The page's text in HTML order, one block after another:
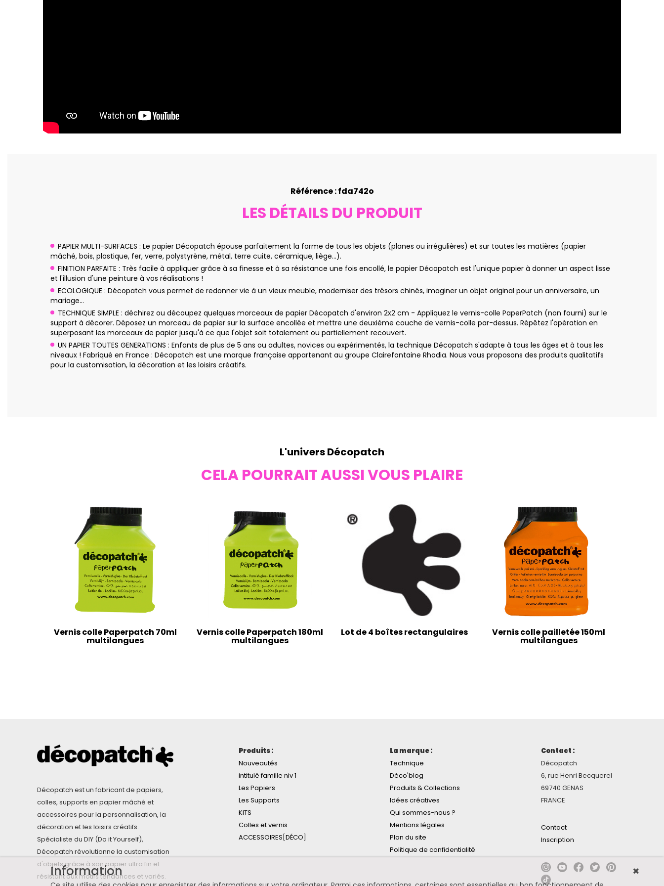
Référence : fda742o
LES DÉTAILS DU PRODUIT
PAPIER MULTI-SURFACES : Le papier Décopatch épouse parfaitement la forme de tous les objets (planes ou irrégulières) et sur toutes les matières (papier
mâché, bois, plastique, fer, verre, polystyrène, métal, terre cuite, céramique, liège…).
FINITION PARFAITE : Très facile à appliquer grâce à sa finesse et à sa résistance une fois encollé, le papier Décopatch est l'unique papier à donner un aspect lisse
et l'illusion d'une peinture à vos réalisations !
ECOLOGIQUE : Décopatch vous permet de redonner vie à un vieux meuble, moderniser des trésors chinés, imaginer un objet original pour un anniversaire, un
mariage…
TECHNIQUE SIMPLE : déchirez ou découpez quelques morceaux de papier Décopatch d'environ 2x2 cm - Appliquez le vernis-colle PaperPatch (non fourni) sur le
support à décorer. Déposez un morceau de papier sur la surface encollée et mettre une deuxième couche de vernis-colle par-dessus. Répêtez l'opération en
superposant les morceaux de papier jusqu'à ce que l'objet soit totalement ou partiellement recouvert.
UN PAPIER TOUTES GENERATIONS : Enfants de plus de 5 ans ou adultes, novices ou expérimentés, la technique Décopatch s'adapte à tous les âges et à tous les
niveaux ! Fabriqué en France : Décopatch est une marque française appartenant au groupe Clairefontaine Rhodia. Nous vous proposons des produits qualitatifs
pour la customisation, la décoration et les loisirs créatifs.
L'univers Décopatch
CELA POURRAIT AUSSI VOUS PLAIRE
Vernis colle Paperpatch 70ml
multilangues
Vernis colle Paperpatch 180ml
multilangues
Lot de 4 boîtes rectangulaires Vernis colle pailletée 150ml
multilangues
Décopatch est un fabricant de papiers,
colles, supports en papier mâché et
accessoires pour la personnalisation, la
décoration et les loisirs créatifs.
Spécialiste du DIY (Do it Yourself),
Décopatch révolutionne la customisation
d'objets grâce à son papier ultra fin et
résistant aux motifs tendances et variés.
Produits :
Nouveautés
intitulé famille niv 1
Les Papiers
Les Supports
KITS
Colles et vernis
ACCESSOIRES[DÉCO]
La marque :
Technique
Déco'blog
Produits & Collections
Idées créatives
Qui sommes-nous ?
Mentions légales
Plan du site
Politique de confidentialité
Contact :
Décopatch
6, rue Henri Becquerel
69740 GENAS
FRANCE
Contact
Inscription
Information